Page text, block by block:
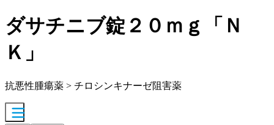
ダサチニブ錠２０ｍｇ「Ｎ
Ｋ」
抗悪性腫瘍薬 > チロシンキナーゼ阻害薬